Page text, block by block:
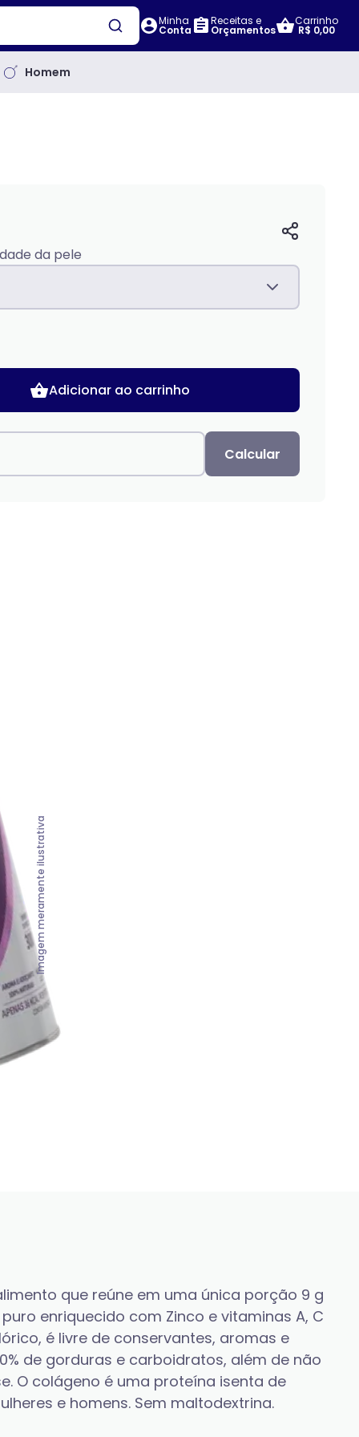
Minha
Conta
Receitas e
Orçamentos
Carrinho
R$ 0,00
Homem
da pele
Adicionar ao carrinho
Calcular
Imagem meramente ilustrativa
que reúne em uma única porção 9 g
enriquecido com Zinco e vitaminas A, C
é livre de conservantes, aromas e
de gorduras e carboidratos, além de não
O colágeno é uma proteína isenta de
e homens. Sem maltodextrina.